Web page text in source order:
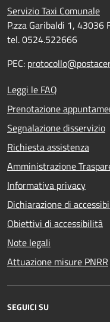
Servizio Taxi Comunale
P.zza Garibaldi 1, 43036
tel. 0524.522666
PEC:
Leggi le FAQ
Prenotazione
Segnalazione disservizio
Richiesta assistenza
Amministrazione
Informativa privacy
Dichiarazione di
Obiettivi di accessibilità
Note legali
Attuazione misure PNRR
SEGUICI SU